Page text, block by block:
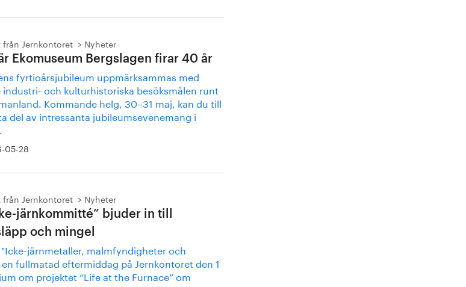
från Jernkontoret Nyheter
Ekomuseum Bergslagen firar 40 år
fyrtioårsjubileum uppmärksammas med
och kulturhistoriska besöksmålen runt
Kommande helg, 30–31 maj, kan du till
del av intressanta jubileumsevenemang i
05-28
från Jernkontoret Nyheter
järnkommitté” bjuder in till
och mingel
järnmetaller, malmfyndigheter och
fullmatad eftermiddag på Jernkontoret den 1
om projektet ”Life at the Furnace” om